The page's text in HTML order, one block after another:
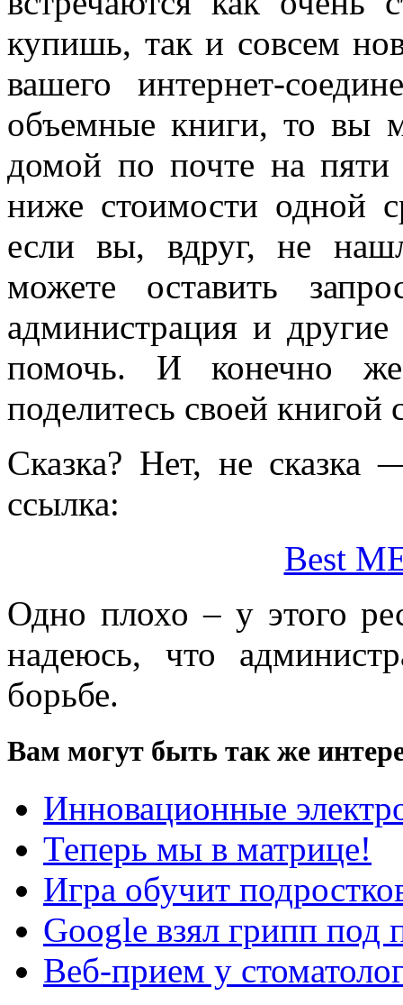
купишь, так и совсем
вашего интернет-
объемные книги, то вы
домой по почте на пяти
ниже стоимости одной
если вы, вдруг, не
можете оставить
администрация и другие
помочь. И конечно
поделитесь своей книгой
Сказка? Нет, не сказка
ссылка:
Best
Одно плохо – у этого
надеюсь, что
борьбе.
Вам могут быть так же
Инновационные
Теперь мы в матрице!
Игра обучит
Google взял грипп под
Веб-прием у